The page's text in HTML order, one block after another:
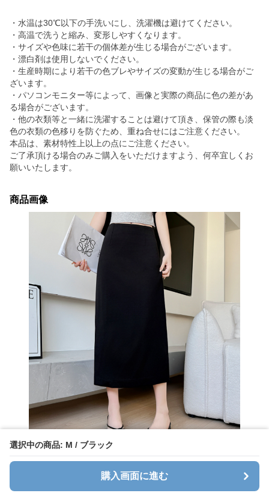
選択中の商品: M / ブラック
購入画面に進む
・水温は30℃以下の手洗いにし、洗濯機は避けてください。
・高温で洗うと縮み、変形しやすくなります。
・サイズや色味に若干の個体差が生じる場合がございます。
・漂白剤は使用しないでください。
・生産時期により若干の色ブレやサイズの変動が生じる場合がご
ざいます。
・パソコンモニター等によって、画像と実際の商品に色の差があ
る場合がございます。
・他の衣類等と一緒に洗濯することは避けて頂き、保管の際も淡
色の衣類の色移りを防ぐため、重ね合せにはご注意ください。
本品は、素材特性上以上の点にご注意ください。
ご了承頂ける場合のみご購入をいただけますよう、何卒宜しくお
願いいたします。
商品画像